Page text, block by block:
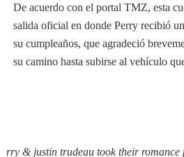
De acuerdo con el portal TMZ, esta
salida oficial en donde Perry recibió
su cumpleaños, que agradeció
su camino hasta subirse al vehículo
& justin trudeau took their